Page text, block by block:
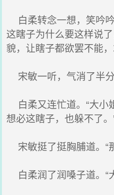
白柔转念一想，笑吟
这瞎子为什么要这样说
貌，让瞎子都欲罢不能
宋敏一听，气消了半分
白柔又连忙道。“大小
想必这瞎子，也躲不了。
宋敏挺了挺胸脯道。“
白柔润了润嗓子道。“